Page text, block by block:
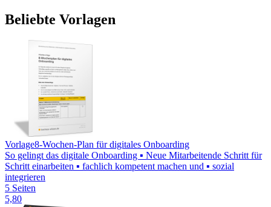
Beliebte Vorlagen
Vorlage8-Wochen-Plan für digitales Onboarding
So gelingt das digitale Onboarding ▪ Neue Mitarbeitende Schritt für
Schritt einarbeiten ▪ fachlich kompetent machen und ▪ sozial
integrieren
5 Seiten
5,80